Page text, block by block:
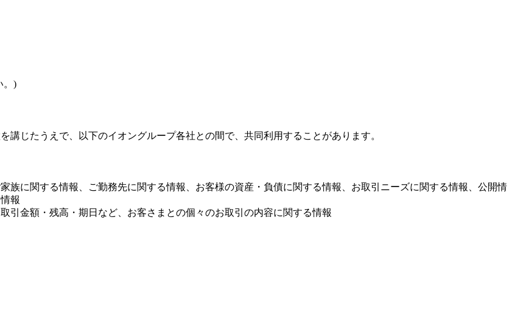
。)
じたうえで、以下のイオングループ各社との間で、共同利用することがあります。
に関する情報、ご勤務先に関する情報、お客様の資産・負債に関する情報、お取引ニーズに関する情報、公開情
報
金額・残高・期日など、お客さまとの個々のお取引の内容に関する情報